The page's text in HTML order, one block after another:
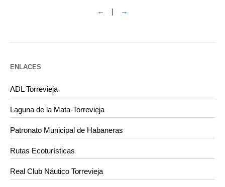
← | →
ENLACES
ADL Torrevieja
Laguna de la Mata-Torrevieja
Patronato Municipal de Habaneras
Rutas Ecoturísticas
Real Club Náutico Torrevieja